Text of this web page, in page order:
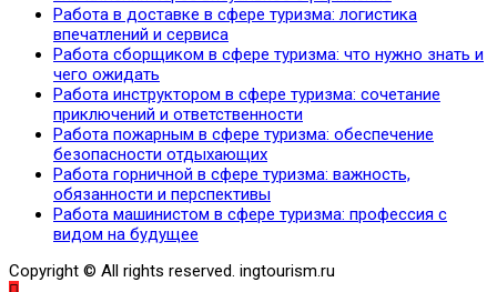
Работа в доставке в сфере туризма: логистика
впечатлений и сервиса
Работа сборщиком в сфере туризма: что нужно знать и
чего ожидать
Работа инструктором в сфере туризма: сочетание
приключений и ответственности
Работа пожарным в сфере туризма: обеспечение
безопасности отдыхающих
Работа горничной в сфере туризма: важность,
обязанности и перспективы
Работа машинистом в сфере туризма: профессия с
видом на будущее
Copyright © All rights reserved. ingtourism.ru